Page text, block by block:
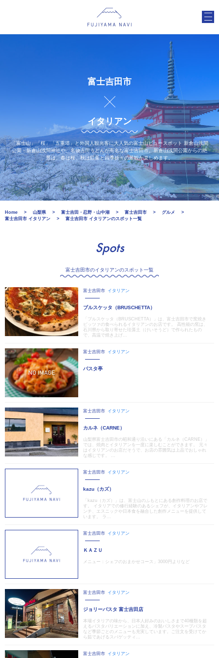
富士吉田市
イタリアン
「富士山」「桜」「五重塔」と外国人観光客に大人気の富士山ビュースポット 新倉山浅間
公園・新倉山浅間神社や、名物吉田うどんが有名な富士吉田市。新倉山浅間公園からの絶
景は、春は桜、秋は紅葉と四季折々の景観が楽しめます。
Home 山梨県 富士吉田・忍野・山中湖 富士吉田市
グルメ
富士吉田市 イタリアン
富士吉田市 イタリアンのスポット一覧
Spots
富士吉田市のイタリアンのスポット一覧
富士吉田市 イタリアン
ブルスケッタ（BRUSCHETTA）
「ブルスケッタ（BRUSCHETTA）」は、富士吉田市で窯焼き
ピッツァの食べられるイタリアンのお店です。 高性能の窯は、
石川県から取り寄せた珪藻土（けいそうど）で作られたもの
で、高温で焼き上げ...
富士吉田市 イタリアン
パスタ亭
富士吉田市 イタリアン
カルネ（CARNE）
山梨県富士吉田市の昭和通り沿いにある「カルネ（CARNE）」
では、焼肉とイタリアンを一度に楽しむことができます。 元々
はイタリアンのお店だそうで、お店の雰囲気は上品でおしゃれ
な感じです。 ...
富士吉田市 イタリアン
kazu（カズ）
「kazu（カズ）」は、富士山のふもとにある創作料理のお店で
す。 イタリアでの修行経験のあるシェフが、イタリアンやフレ
ンチ、エスニックや日本食を融合した創作メニューを提供して
います。 ラ...
富士吉田市 イタリアン
ＫＡＺＵ
メニュー：シェフのおまかせコース」3000円よりなど
富士吉田市 イタリアン
ジョリーパスタ 富士吉田店
本場イタリアの味から、日本人好みのおいしさまで40種類を超
えるパスタバリエーションに加え、冷製パスタやスープパスタ
など季節ごとのメニューも充実しています。ご注文を受けてか
ら茹であげるスパゲッティ...
富士吉田市 イタリアン